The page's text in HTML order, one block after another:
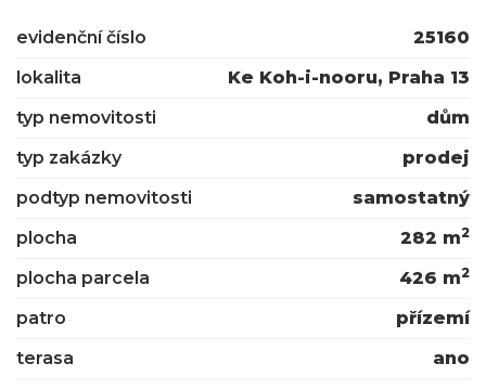
evidenční číslo
25160
lokalita
Ke Koh-i-nooru, Praha 13
typ nemovitosti
dům
typ zakázky
prodej
podtyp nemovitosti
samostatný
plocha
282 m2
plocha parcela 426 m2
patro
přízemí
terasa
ano